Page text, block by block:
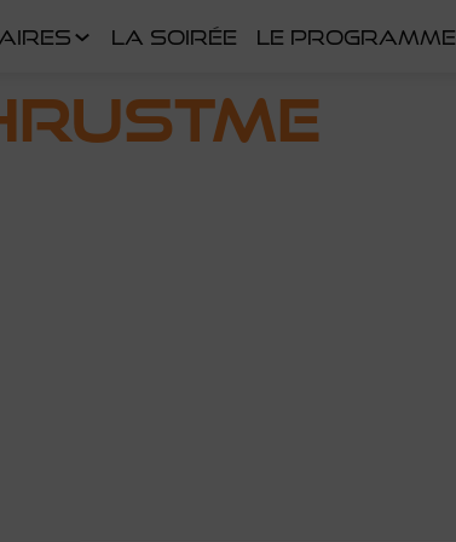
LA SOIRÉE LE PROGRAMME